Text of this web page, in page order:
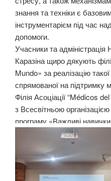
знання та техніки є
інструментарієм під час
допомоги.
Учасники та
Каразіна щиро дякують
Mundo» за реалізацію такої
спрямованої на підтримку
Філія Асоціації “Médicos
з Всесвітньою
програму «Важливі